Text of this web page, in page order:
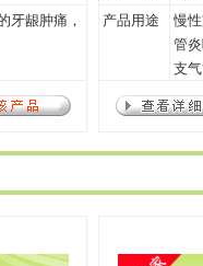
牙龈肿痛，
产品用途
慢
管
支
道